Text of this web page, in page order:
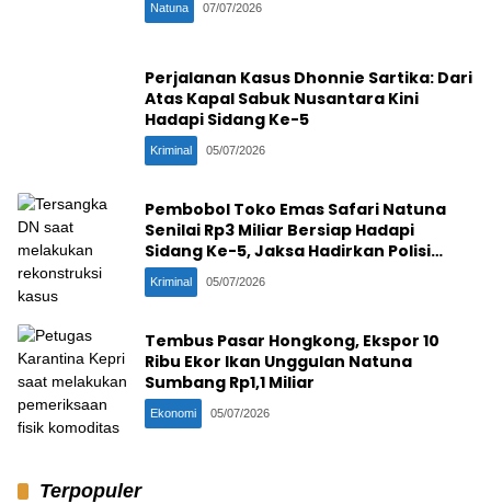
Natuna 07/07/2026
Perjalanan Kasus Dhonnie Sartika: Dari
Atas Kapal Sabuk Nusantara Kini
Hadapi Sidang Ke-5
Kriminal 05/07/2026
Pembobol Toko Emas Safari Natuna
Senilai Rp3 Miliar Bersiap Hadapi
Sidang Ke-5, Jaksa Hadirkan Polisi
Penangkap
Kriminal 05/07/2026
Tembus Pasar Hongkong, Ekspor 10
Ribu Ekor Ikan Unggulan Natuna
Sumbang Rp1,1 Miliar
Ekonomi 05/07/2026
Terpopuler